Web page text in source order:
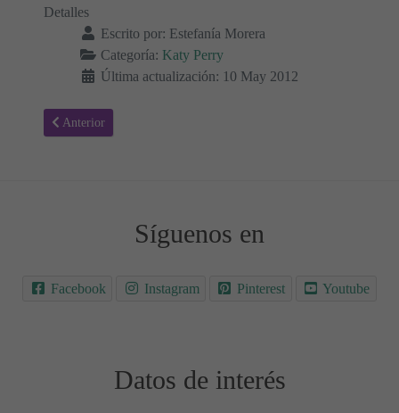
Detalles
Escrito por: Estefanía Morera
Categoría: Katy Perry
Última actualización: 10 May 2012
Artículo anterior: Last friday night - Katy Perry, Letra y Vídeo de la
Anterior
Síguenos en
Facebook Instagram Pinterest Youtube
Datos de interés